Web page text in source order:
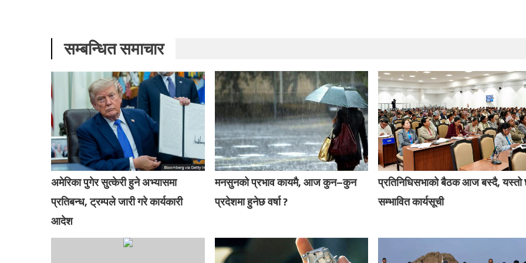
सम्बन्धित समाचार
अमेरिका पुगेर सुत्केरी हुने अभ्यासमा
प्रतिबन्ध, ट्रम्पले जारी गरे कार्यकारी
आदेश
मनसुनको प्रभाव कायमै, आज कुन–कुन
प्रदेशमा हुनेछ वर्षा ?
प्रतिनिधिसभाको बैठक आज बस्दै,
सम्भावित कार्यसूची